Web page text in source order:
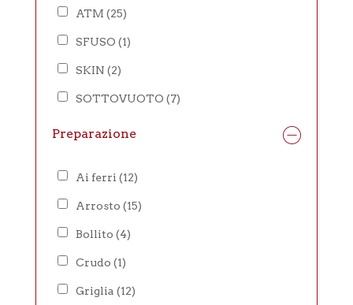
ATM (25)
SFUSO (1)
SKIN (2)
SOTTOVUOTO (7)
Preparazione
Ai ferri (12)
Arrosto (15)
Bollito (4)
Crudo (1)
Griglia (12)